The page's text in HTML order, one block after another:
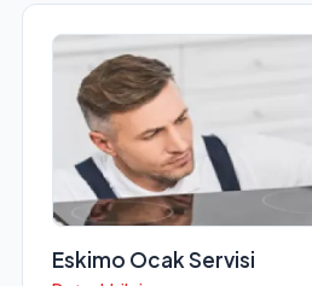
Eskimo Ocak Servisi